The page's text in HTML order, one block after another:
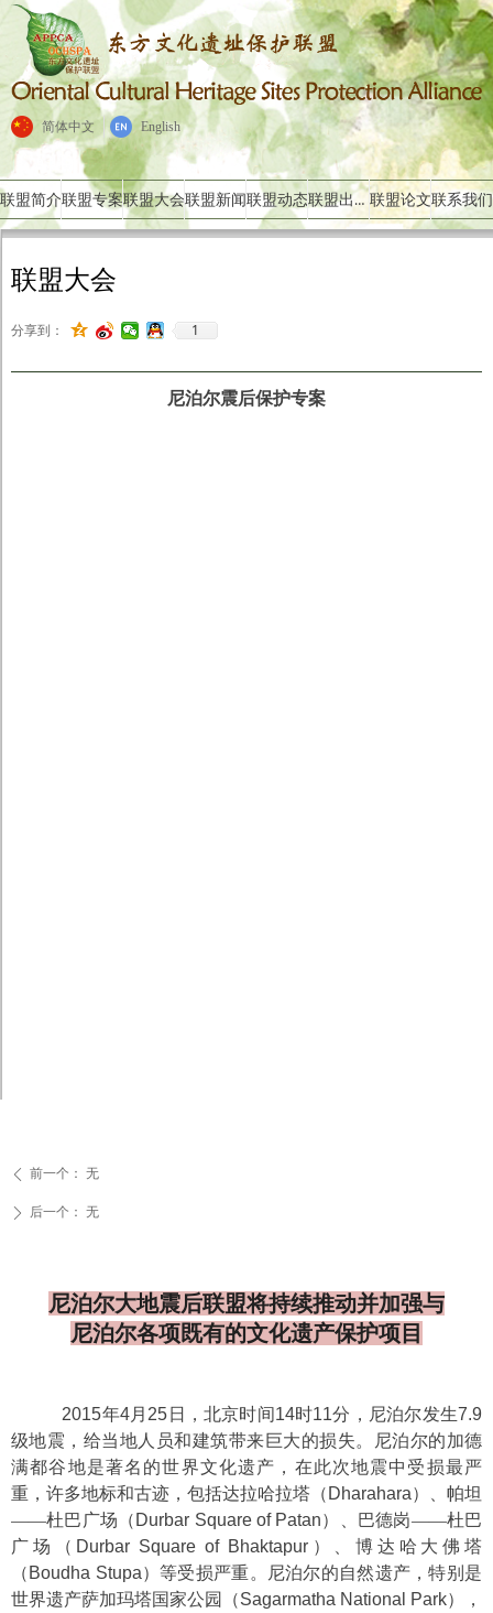
简体中文 English
联盟简介联盟专案联盟大会联盟新闻联盟动态 联盟出版物 联盟论文联系我们
联盟大会
分享到： 1
尼泊尔震后保护专案
尼泊尔大地震后联盟将持续推动并加强与
尼泊尔各项既有的文化遗产保护项目
2015年4月 25 日，北京时间14时11分，尼泊尔发生7.9
级地震，给当地人员和建筑带来巨大的损失。尼泊尔的加德
满都谷地是著名的世界文化遗产，在此次地震中受损最严
重，许多地标和古迹，包括达拉哈拉塔（ Dharahara）、帕坦
——杜巴广场（ Durbar Square of Patan）、巴德岗——杜巴
广场（ Durbar Square of Bhaktapur）、博达哈大佛塔
（ Boudha Stupa）等受损严重。尼泊尔的自然遗产，特别是
世界遗产萨加玛塔国家公园（Sagarmatha National Park），
ꄴ 前一个： 无
ꄲ 后一个： 无